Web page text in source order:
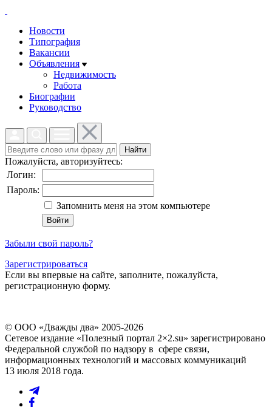
Новости
Типография
Вакансии
Объявления
Недвижимость
Работа
Биографии
Руководство
Найти
Пожалуйста, авторизуйтесь:
Логин:
Пароль:
Запомнить меня на этом компьютере
Забыли свой пароль?
Зарегистрироваться
Если вы впервые на сайте, заполните, пожалуйста,
регистрационную форму.
© ООО «Дважды два» 2005-2026
Сетевое издание «Полезный портал 2×2.su» зарегистрировано
Федеральной службой по надзору в сфере связи,
информационных технологий и массовых коммуникаций
13 июля 2018 года.